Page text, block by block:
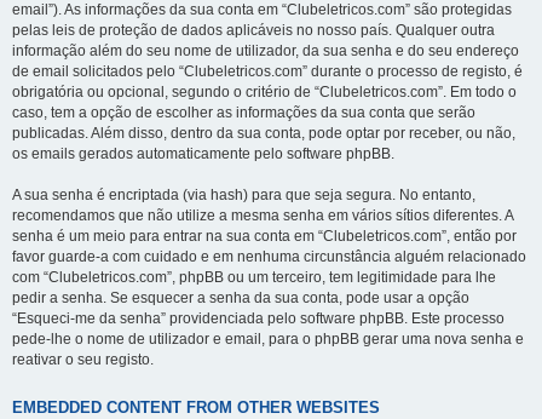
email”). As informações da sua conta em “Clubeletricos.com” são protegidas
pelas leis de proteção de dados aplicáveis no nosso país. Qualquer outra
informação além do seu nome de utilizador, da sua senha e do seu endereço
de email solicitados pelo “Clubeletricos.com” durante o processo de registo, é
obrigatória ou opcional, segundo o critério de “Clubeletricos.com”. Em todo o
caso, tem a opção de escolher as informações da sua conta que serão
publicadas. Além disso, dentro da sua conta, pode optar por receber, ou não,
os emails gerados automaticamente pelo software phpBB.
A sua senha é encriptada (via hash) para que seja segura. No entanto,
recomendamos que não utilize a mesma senha em vários sítios diferentes. A
senha é um meio para entrar na sua conta em “Clubeletricos.com”, então por
favor guarde-a com cuidado e em nenhuma circunstância alguém relacionado
com “Clubeletricos.com”, phpBB ou um terceiro, tem legitimidade para lhe
pedir a senha. Se esquecer a senha da sua conta, pode usar a opção
“Esqueci-me da senha” providenciada pelo software phpBB. Este processo
pede-lhe o nome de utilizador e email, para o phpBB gerar uma nova senha e
reativar o seu registo.
EMBEDDED CONTENT FROM OTHER WEBSITES